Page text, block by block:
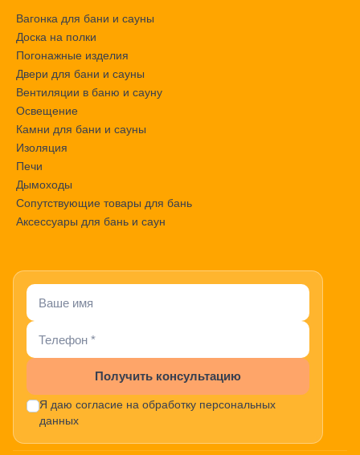
Вагонка для бани и сауны
Доска на полки
Погонажные изделия
Двери для бани и сауны
Вентиляции в баню и сауну
Освещение
Камни для бани и сауны
Изоляция
Печи
Дымоходы
Сопутствующие товары для бань
Аксессуары для бань и саун
Получить консультацию
Я даю согласие на обработку персональных
данных